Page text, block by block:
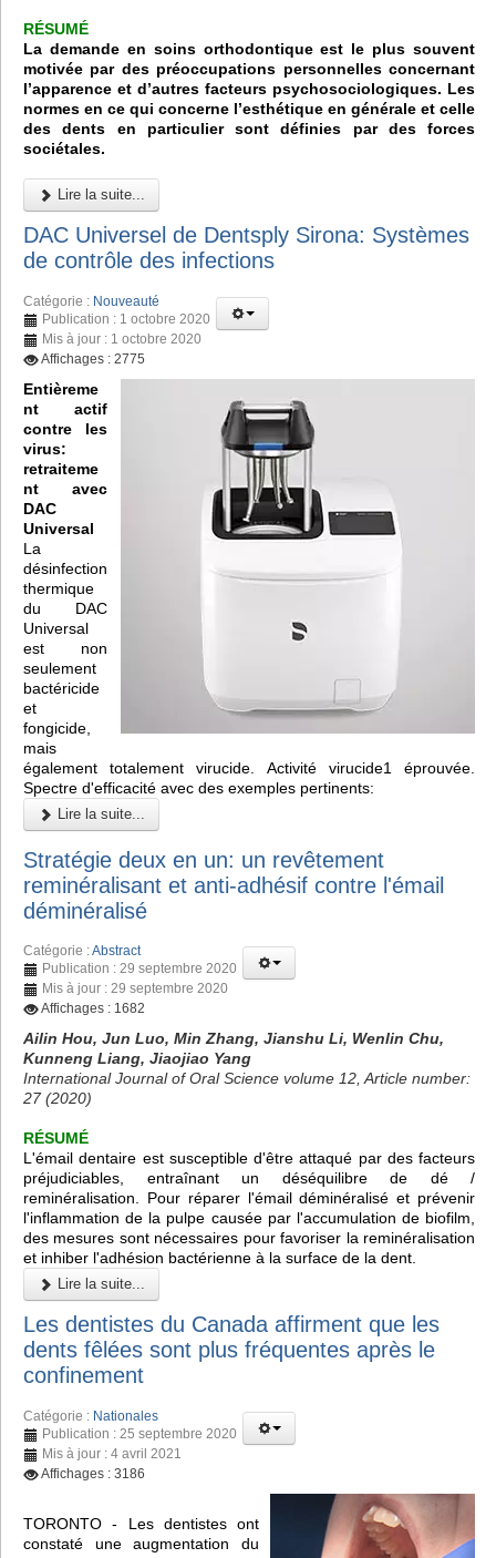
RÉSUMÉ
La demande en soins orthodontique est le plus souvent
motivée par des préoccupations personnelles concernant
l’apparence et d’autres facteurs psychosociologiques. Les
normes en ce qui concerne l’esthétique en générale et celle
des dents en particulier sont définies par des forces
sociétales.
Lire la suite...
DAC Universel de Dentsply Sirona: Systèmes
de contrôle des infections
Catégorie : Nouveauté
Publication : 1 octobre 2020
Mis à jour : 1 octobre 2020
Affichages : 2775
Entièreme
nt actif
contre les
virus:
retraiteme
nt avec
DAC
Universal
La
désinfection
thermique
du DAC
Universal
est non
seulement
bactéricide
et
fongicide,
mais
également totalement virucide. Activité virucide1 éprouvée.
Spectre d'efficacité avec des exemples pertinents:
Lire la suite...
Stratégie deux en un: un revêtement
reminéralisant et anti-adhésif contre l'émail
déminéralisé
Catégorie :Abstract
Publication : 29 septembre 2020
Mis à jour : 29 septembre 2020
Affichages : 1682
Ailin Hou, Jun Luo, Min Zhang, Jianshu Li, Wenlin Chu,
Kunneng Liang, Jiaojiao Yang
International Journal of Oral Science volume 12, Article number:
27 (2020)
RÉSUMÉ
L'émail dentaire est susceptible d'être attaqué par des facteurs
préjudiciables, entraînant un déséquilibre de dé /
reminéralisation. Pour réparer l'émail déminéralisé et prévenir
l'inflammation de la pulpe causée par l'accumulation de biofilm,
des mesures sont nécessaires pour favoriser la reminéralisation
et inhiber l'adhésion bactérienne à la surface de la dent.
Lire la suite...
Les dentistes du Canada affirment que les
dents fêlées sont plus fréquentes après le
confinement
Catégorie : Nationales
Publication : 25 septembre 2020
Mis à jour : 4 avril 2021
Affichages : 3186
TORONTO - Les dentistes ont
constaté une augmentation du